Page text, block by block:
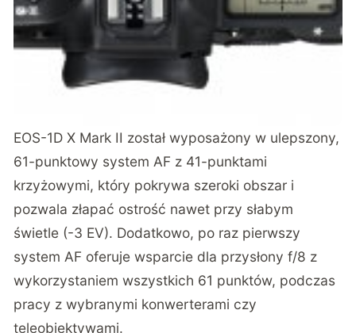
EOS-1D X Mark II został wyposażony w ulepszony,
61-punktowy system AF z 41-punktami
krzyżowymi, który pokrywa szeroki obszar i
pozwala złapać ostrość nawet przy słabym
świetle (-3 EV). Dodatkowo, po raz pierwszy
system AF oferuje wsparcie dla przysłony f/8 z
wykorzystaniem wszystkich 61 punktów, podczas
pracy z wybranymi konwerterami czy
teleobiektywami.